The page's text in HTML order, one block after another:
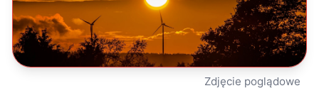
Zdjęcie poglądowe